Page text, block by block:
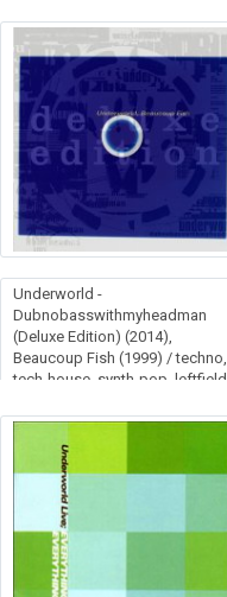
Underworld -
Dubnobasswithmyheadman
(Deluxe Edition) (2014),
Beaucoup Fish (1999) / techno,
tech-house, synth-pop, leftfield,